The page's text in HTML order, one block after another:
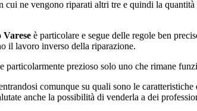
ne vengono riparati altri tre e quindi la
Varese è particolare e segue delle regole ben
il lavoro inverso della riparazione.
prezioso solo uno che rimane
comunque su quali sono le caratteristiche
anche la possibilità di venderla a dei